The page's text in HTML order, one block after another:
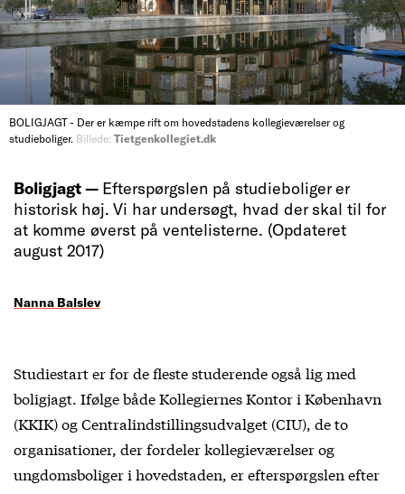
BOLIGJAGT - Der er kæmpe rift om hovedstadens kollegieværelser og
studieboliger. Billede: Tietgenkollegiet.dk
Boligjagt — Efterspørgslen på studieboliger er
historisk høj. Vi har undersøgt, hvad der skal til for
at komme øverst på ventelisterne. (Opdateret
august 2017)
Nanna Balslev
Studiestart er for de fleste studerende også lig med
boligjagt. Ifølge både Kollegiernes Kontor i København
(KKIK) og Centralindstillingsudvalget (CIU), de to
organisationer, der fordeler kollegieværelser og
ungdomsboliger i hovedstaden, er efterspørgslen efter